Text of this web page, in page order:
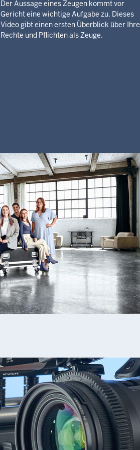
Der Aussage eines Zeugen kommt vor
Gericht eine wichtige Aufgabe zu. Dieses
Video gibt einen ersten Überblick über Ihre
Rechte und Pflichten als Zeuge.